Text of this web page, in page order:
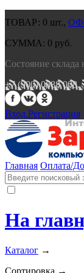
ТОВАР: 0 шт.,
СУММА: 0 руб.
Состояние склада
+7 (900) 0688 008.
Вход.Регистрация
Главная Оплата/
На
Каталог →
Сортировка →